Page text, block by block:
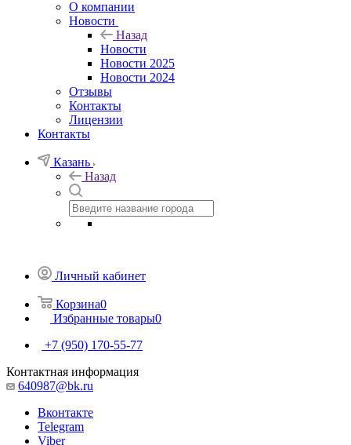
О компании
Новости
Назад
Новости
Новости 2025
Новости 2024
Отзывы
Контакты
Лицензии
Контакты
Казань
Назад
Личный кабинет
Корзина0
Избранные товары0
+7 (950) 170-55-77
Контактная информация
640987@bk.ru
Вконтакте
Telegram
Viber